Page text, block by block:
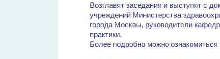
Возглавят заседания и выступят с
учреждений Министерства
города Москвы, руководители
практики.
Более подробно можно